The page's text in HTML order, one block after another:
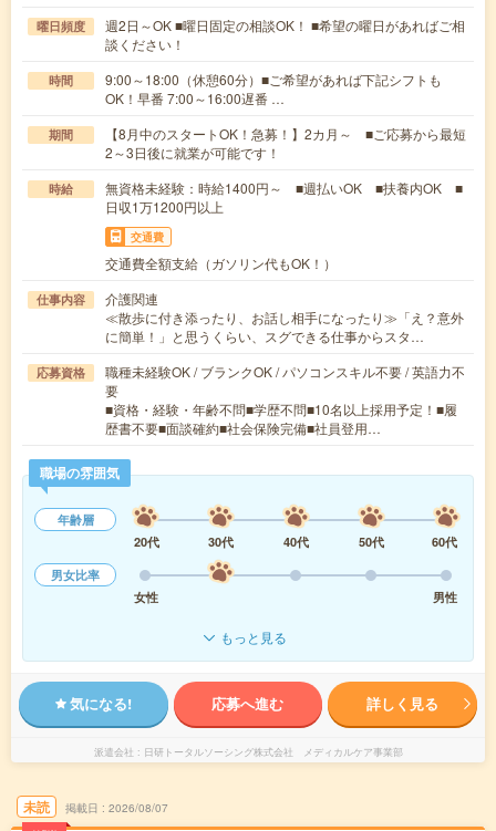
曜日頻度
週2日～OK ■曜日固定の相談OK！ ■希望の曜日があればご相
談ください！
時間
9:00～18:00（休憩60分）■ご希望があれば下記シフトも
OK！早番 7:00～16:00遅番 …
期間
【8月中のスタートOK！急募！】2カ月～ ■ご応募から最短
2～3日後に就業が可能です！
時給
無資格未経験：時給1400円～ ■週払いOK ■扶養内OK ■
日収1万1200円以上
交通費
交通費全額支給（ガソリン代もOK！）
仕事内容
介護関連
≪散歩に付き添ったり、お話し相手になったり≫「え？意外
に簡単！」と思うくらい、スグできる仕事からスタ…
応募資格
職種未経験OK / ブランクOK / パソコンスキル不要 / 英語力不
要
■資格・経験・年齢不問■学歴不問■10名以上採用予定！■履
歴書不要■面談確約■社会保険完備■社員登用…
職場の雰囲気
年齢層
20代
30代 40代 50代
60代
男女比率
女性
男性
もっと見る
気になる! 応募へ進む 詳しく見る
派遣会社 日研トータルソーシング株式会社 メディカルケア事業部
未読 掲載日 2026/08/07